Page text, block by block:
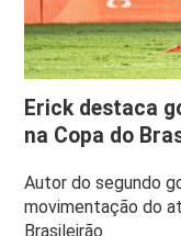
Erick destaca
na Copa do
Autor do segundo
movimentação do
Brasileirão